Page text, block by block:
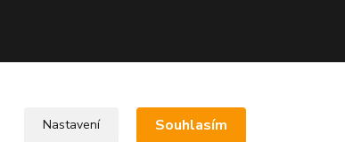
Nastavení Souhlasím